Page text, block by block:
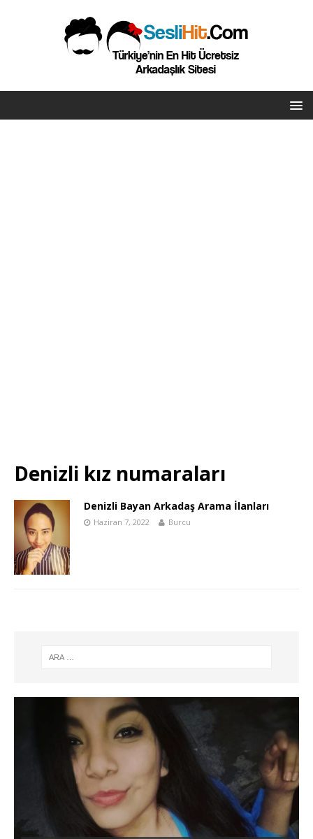
Denizli kız numaraları
Denizli Bayan Arkadaş Arama İlanları
Haziran 7, 2022 Burcu